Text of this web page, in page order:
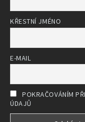
KŘESTNÍ JMÉNO
E-MAIL
POKRAČOVÁNÍM
ÚDAJŮ